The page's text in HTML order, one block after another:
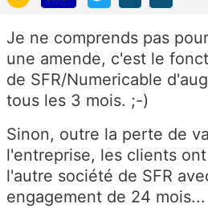
Je ne comprends pas
une amende, c'est le
de SFR/Numericable
tous les 3 mois. ;-)
Sinon, outre la perte de
l'entreprise, les clients
l'autre société de SFR
engagement de 24 mois...